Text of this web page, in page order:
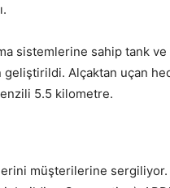
sistemlerine sahip tank ve
geliştirildi. Alçaktan uçan
5.5 kilometre.
müşterilerine